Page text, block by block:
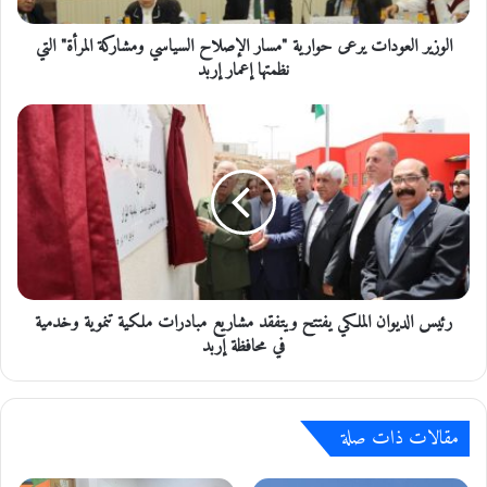
ع
ي
ر
ع
ى
ح
و
ا
ر
م
ر
ا
الوزير العودات يرعى حوارية "مسار الإصلاح السياسي ومشاركة المرأة" التي
نظمتها إعمار إربد
ئ
ي
س
ا
د
ي
و
ل
ك
ي
رئيس الديوان الملكي يفتتح ويتفقد مشاريع مبادرات ملكية تنموية وخدمية
في محافظة إربد
مقالات ذات صلة